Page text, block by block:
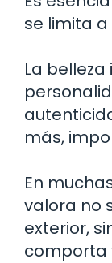
se limita a
La
más,
En
valora no
exterior,
comporta